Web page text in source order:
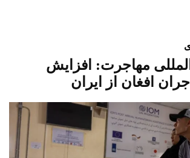
مهاجرت: افزایش
افغان از ایران